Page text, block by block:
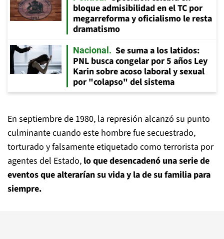
bloque admisibilidad en el TC por
megarreforma y oficialismo le resta
dramatismo
Nacional
Se suma a los latidos:
PNL busca congelar por 5 años Ley
Karin sobre acoso laboral y sexual
por "colapso" del sistema
En septiembre de 1980, la represión alcanzó su punto
culminante cuando este hombre fue secuestrado,
torturado y falsamente etiquetado como terrorista por
agentes del Estado, lo que desencadenó una serie de
eventos que alterarían su vida y la de su familia para
siempre.